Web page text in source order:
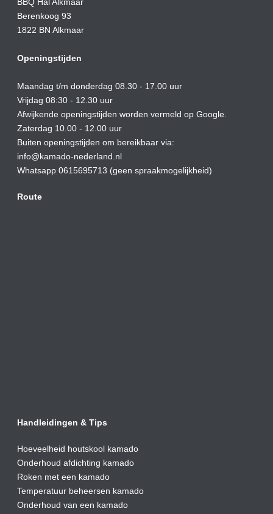
Berenkoog 93
1822 BN Alkmaar
Openingstijden
Maandag t/m donderdag 08.30 - 17.00 uur
Vrijdag 08:30 - 12.30 uur
Afwijkende openingstijden worden vermeld op Google.
Zaterdag 10.00 - 12.00 uur
Buiten openingstijden om bereikbaar via:
info@kamado-nederland.nl
Whatsapp 0615695713 (geen spraakmogelijkheid)
Route
Handleidingen & Tips
Hoeveelheid houtskool kamado
Onderhoud afdichting kamado
Roken met een kamado
Temperatuur beheersen kamado
Onderhoud van een kamado